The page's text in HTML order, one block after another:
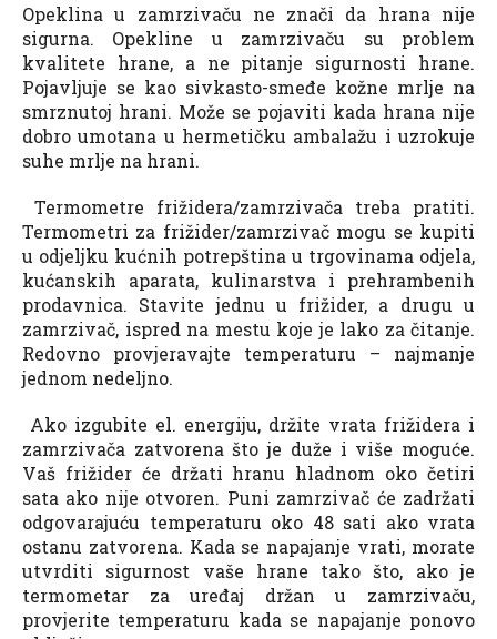
Opeklina u zamrzivaču ne znači da hrana nije
sigurna. Opekline u zamrzivaču su problem
kvalitete hrane, a ne pitanje sigurnosti hrane.
Pojavljuje se kao sivkasto-smeđe kožne mrlje na
smrznutoj hrani. Može se pojaviti kada hrana nije
dobro umotana u hermetičku ambalažu i uzrokuje
suhe mrlje na hrani.
Termometre frižidera/zamrzivača treba pratiti.
Termometri za frižider/zamrzivač mogu se kupiti
u odjeljku kućnih potrepština u trgovinama odjela,
kućanskih aparata, kulinarstva i prehrambenih
prodavnica. Stavite jednu u frižider, a drugu u
zamrzivač, ispred na mestu koje je lako za čitanje.
Redovno provjeravajte temperaturu – najmanje
jednom nedeljno.
Ako izgubite el. energiju, držite vrata frižidera i
zamrzivača zatvorena što je duže i više moguće.
Vaš frižider će držati hranu hladnom oko četiri
sata ako nije otvoren. Puni zamrzivač će zadržati
odgovarajuću temperaturu oko 48 sati ako vrata
ostanu zatvorena. Kada se napajanje vrati, morate
utvrditi sigurnost vaše hrane tako što, ako je
termometar za uređaj držan u zamrzivaču,
provjerite temperaturu kada se napajanje ponovo